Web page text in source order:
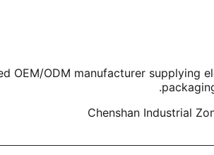
OEM/ODM manufacturer
Chenshan Industrial